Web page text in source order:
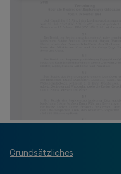
Grundsätzliches